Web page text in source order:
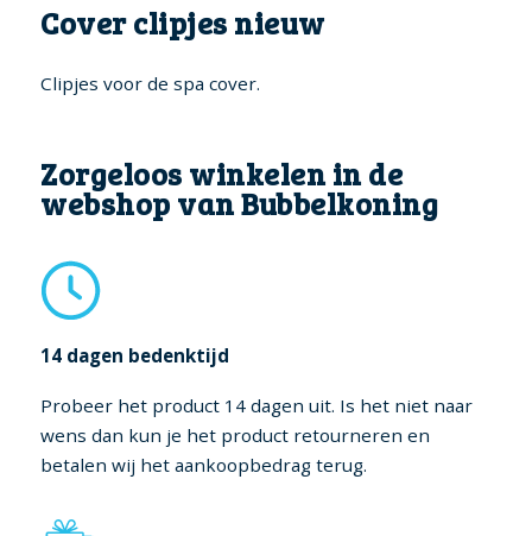
Cover clipjes nieuw
Clipjes voor de spa cover.
Zorgeloos winkelen in de
webshop van Bubbelkoning
14 dagen bedenktijd
Probeer het product 14 dagen uit. Is het niet naar
wens dan kun je het product retourneren en
betalen wij het aankoopbedrag terug.